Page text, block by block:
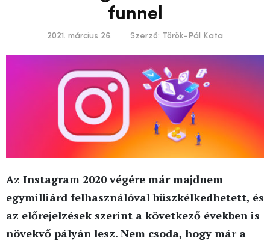
funnel
2021. március 26. Szerző: Török-Pál Kata
Az Instagram 2020 végére már majdnem
egymilliárd felhasználóval büszkélkedhetett, és
az előrejelzések szerint a következő években is
növekvő pályán lesz. Nem csoda, hogy már a